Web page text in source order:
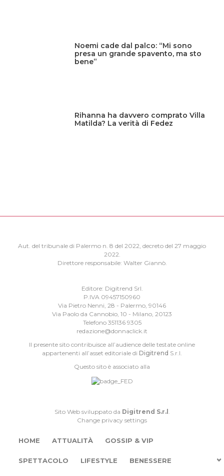
Noemi cade dal palco: “Mi sono
presa un grande spavento, ma sto
bene”
Rihanna ha davvero comprato Villa
Matilda? La verità di Fedez
Aut. del tribunale di Palermo n. 8 del 2022, decreto del 27 maggio
2022.
Direttore responsabile: Walter Giannò.
Editore: Digitrend Srl.
P.IVA 09457150960
Via Pietro Nenni, 28 - Palermo, 90146
Via Paolo da Cannobio, 10 - Milano, 20123
Telefono 351136 9305
redazione@donnaclick.it
Il presente sito contribuisce all’audience delle testate online
appartenenti all’asset editoriale di Digitrend S.r.l.
Questo sito è associato alla
Sito Web sviluppato da Digitrend S.r.l
Change privacy settings
HOME ATTUALITÀ GOSSIP & VIP
SPETTACOLO LIFESTYLE BENESSERE